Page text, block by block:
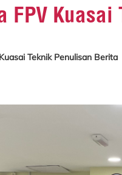
FPV
Teknik Penulisan Berita